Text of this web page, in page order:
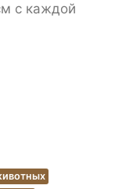
с каждой